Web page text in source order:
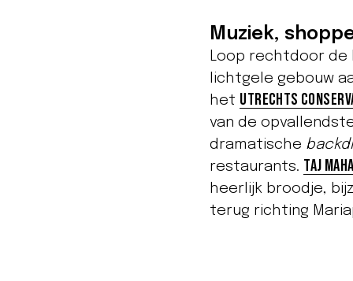
Muziek,
Loop rechtdoor
lichtgele gebouw
het Utrechts
van de
dramatische
restaurants. Taj
heerlijk broodje,
terug richting